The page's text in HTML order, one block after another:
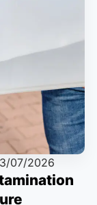
07/2026